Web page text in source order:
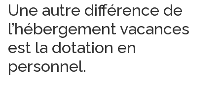
Une autre différence de
l’hébergement vacances
est la dotation en
personnel.